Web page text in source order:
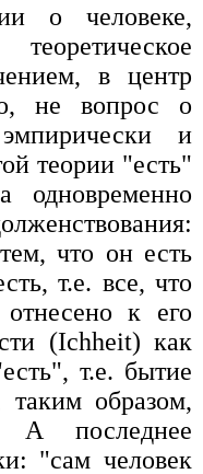
о человеке,
в центр
не вопрос о
и
теории "есть"
одновременно
что он есть
т.е. все, что
к его
(Ichheit) как
т.е. бытие
таким образом,
А последнее
"сам человек